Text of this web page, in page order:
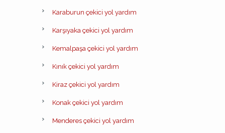
Karaburun çekici yol yardım
Karşıyaka çekici yol yardım
Kemalpaşa çekici yol yardım
Kınık çekici yol yardım
Kiraz çekici yol yardım
Konak çekici yol yardım
Menderes çekici yol yardım